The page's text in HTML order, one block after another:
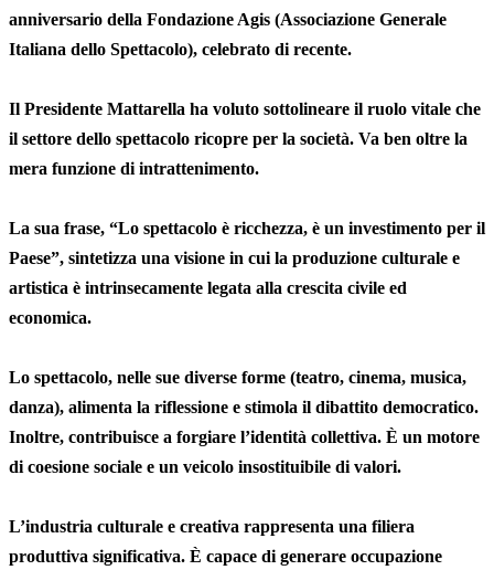
anniversario della Fondazione Agis (Associazione Generale
Italiana dello Spettacolo), celebrato di recente.
Il Presidente Mattarella ha voluto sottolineare il ruolo vitale che
il settore dello spettacolo ricopre per la società. Va ben oltre la
mera funzione di intrattenimento.
La sua frase, “Lo spettacolo è ricchezza, è un investimento per il
Paese”, sintetizza una visione in cui la produzione culturale e
artistica è intrinsecamente legata alla crescita civile ed
economica.
Lo spettacolo, nelle sue diverse forme (teatro, cinema, musica,
danza), alimenta la riflessione e stimola il dibattito democratico.
Inoltre, contribuisce a forgiare l’identità collettiva. È un motore
di coesione sociale e un veicolo insostituibile di valori.
L’industria culturale e creativa rappresenta una filiera
produttiva significativa. È capace di generare occupazione